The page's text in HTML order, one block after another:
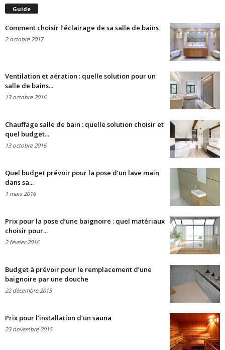
Guide
Comment choisir l’éclairage de sa salle de bains
2 octobre 2017
Ventilation et aération : quelle solution pour un
salle de bains...
13 octobre 2016
Chauffage salle de bain : quelle solution choisir et
quel budget...
13 octobre 2016
Quel budget prévoir pour la pose d’un lave main
dans sa...
1 mars 2016
Prix pour la pose d’une baignoire : quel matériaux
choisir pour...
2 février 2016
Budget à prévoir pour le remplacement d’une
baignoire par une douche
22 décembre 2015
Prix pour l’installation d’un sauna
23 novembre 2015